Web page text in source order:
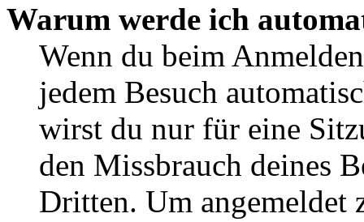
Warum werde ich
Wenn du beim
jedem Besuch
wirst du nur für eine
den Missbrauch deines
Dritten. Um angemeldet